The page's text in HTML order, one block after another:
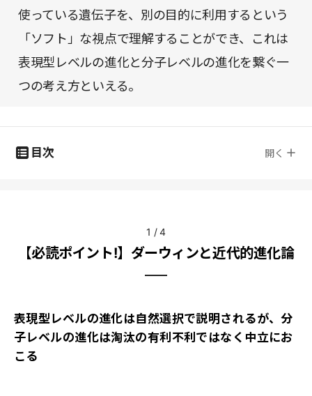
使っている遺伝子を、別の目的に利用するという
「ソフト」な視点で理解することができ、これは
表現型レベルの進化と分子レベルの進化を繋ぐ一
つの考え方といえる。
目次 開く
1 /4
【必読ポイント!】ダーウィンと近代的進化論
表現型レベルの進化は自然選択で説明されるが、分
子レベルの進化は淘汰の有利不利ではなく中立にお
こる